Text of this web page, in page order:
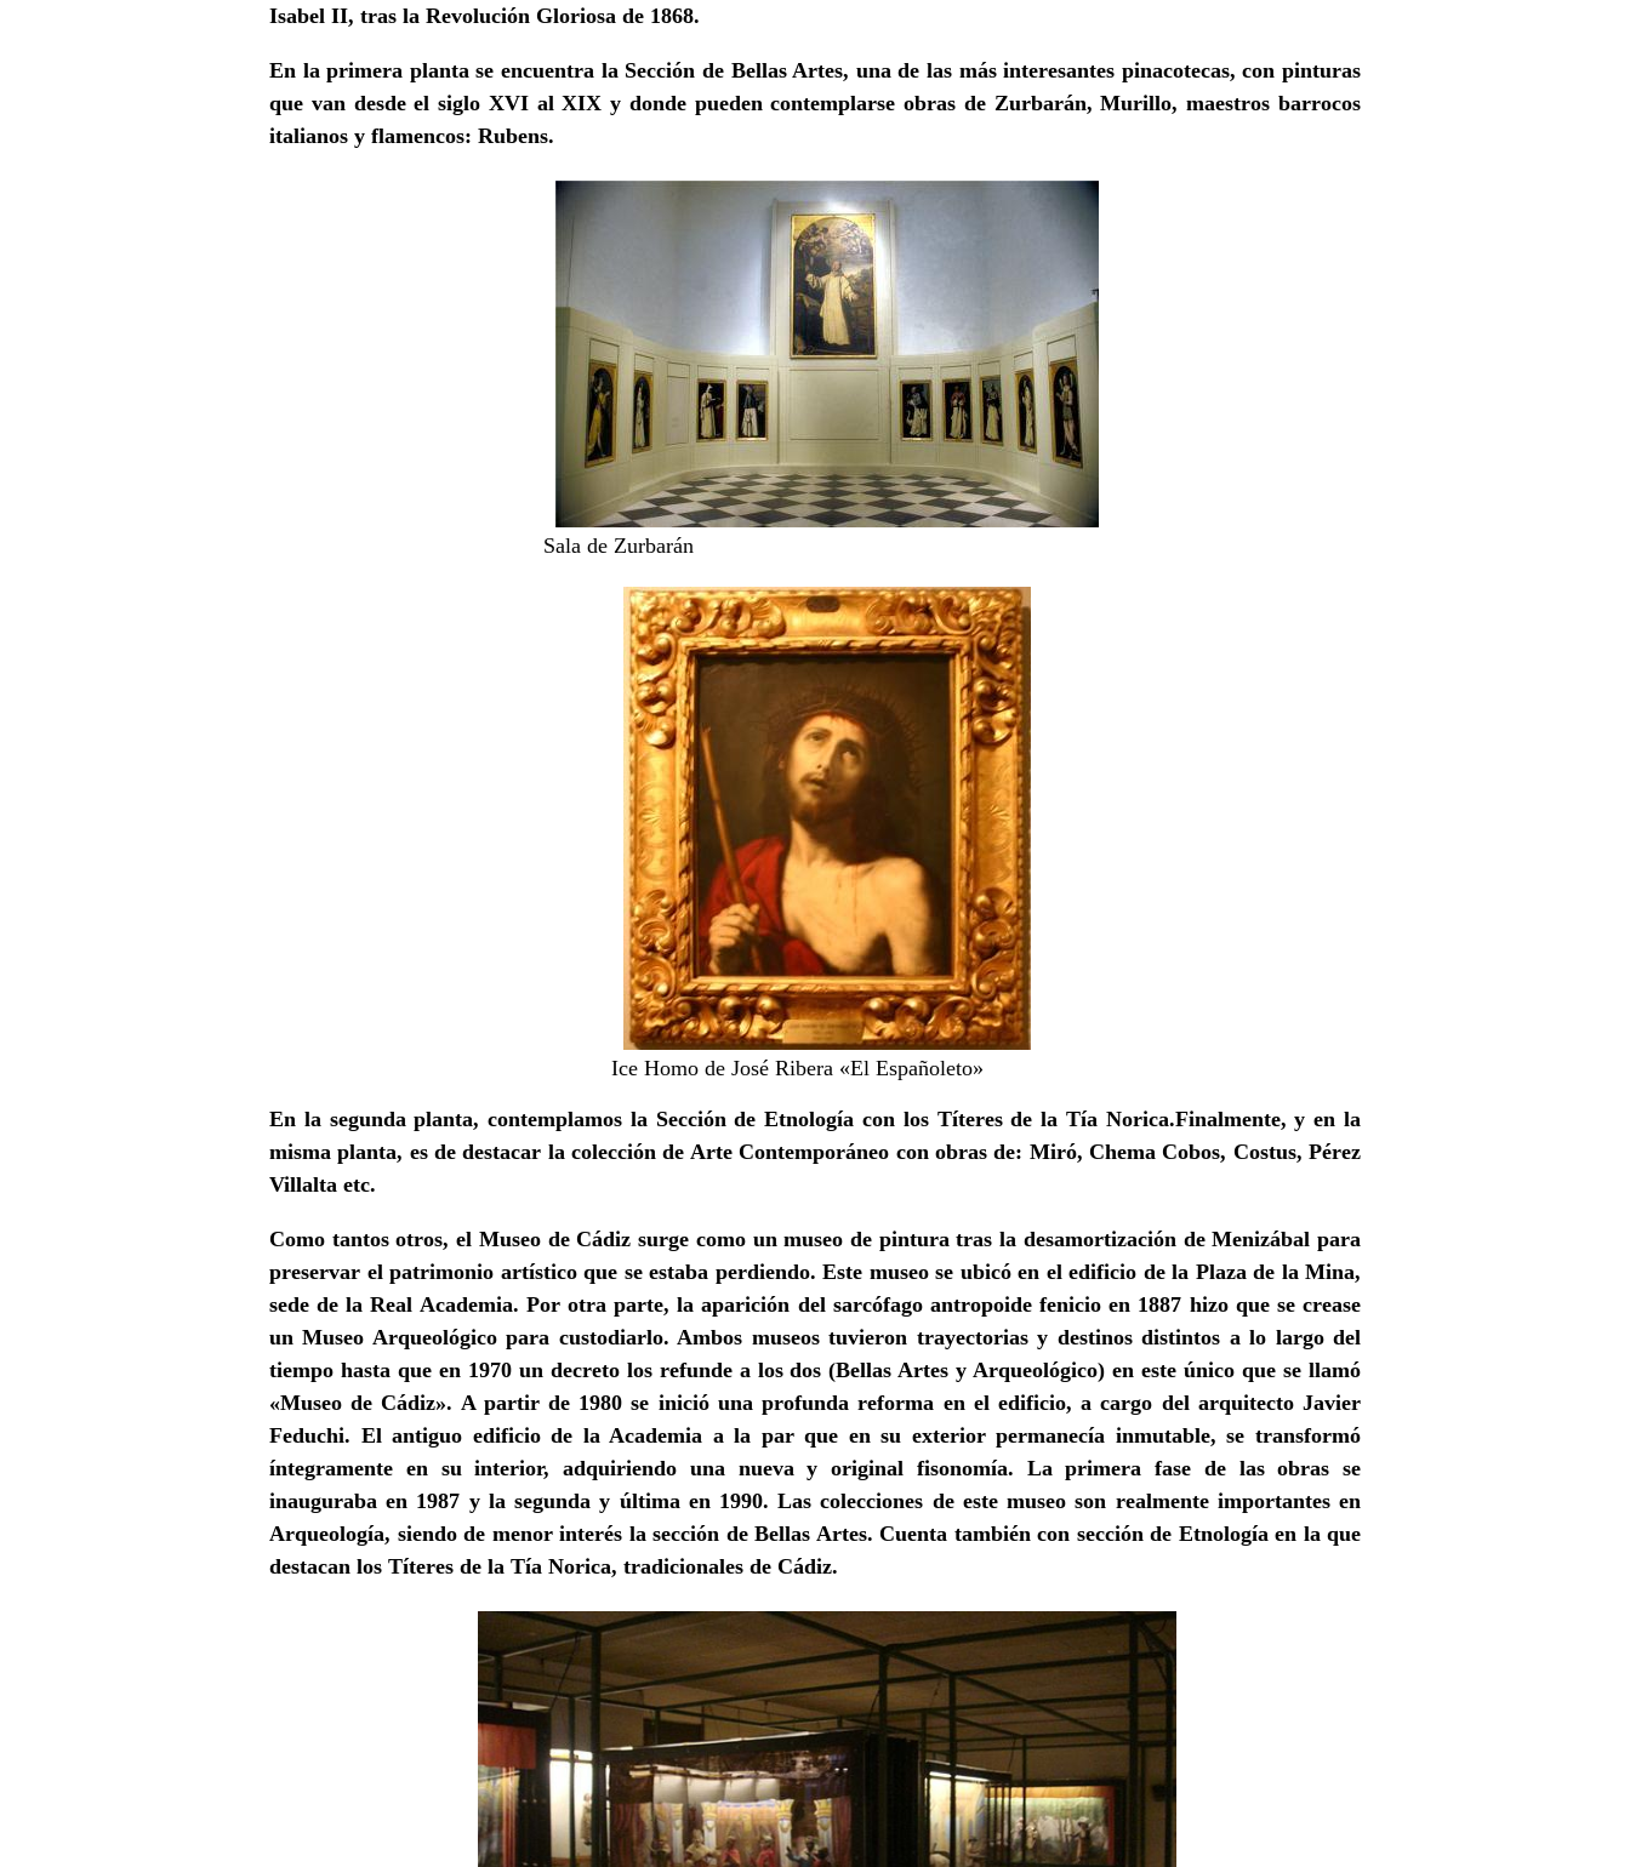
Isabel II, tras la Revolución Gloriosa de 1868.
En la primera planta se encuentra la Sección de Bellas Artes, una de las más interesantes pinacotecas, con pinturas
que van desde el siglo XVI al XIX y donde pueden contemplarse obras de Zurbarán, Murillo, maestros barrocos
italianos y flamencos: Rubens.
Sala de Zurbarán
Ice Homo de José Ribera «El Españoleto»
En la segunda planta, contemplamos la Sección de Etnología con los Títeres de la Tía Norica.Finalmente, y en la
misma planta, es de destacar la colección de Arte Contemporáneo con obras de: Miró, Chema Cobos, Costus, Pérez
Villalta etc.
Como tantos otros, el Museo de Cádiz surge como un museo de pintura tras la desamortización de Menizábal para
preservar el patrimonio artístico que se estaba perdiendo. Este museo se ubicó en el edificio de la Plaza de la Mina,
sede de la Real Academia. Por otra parte, la aparición del sarcófago antropoide fenicio en 1887 hizo que se crease
un Museo Arqueológico para custodiarlo. Ambos museos tuvieron trayectorias y destinos distintos a lo largo del
tiempo hasta que en 1970 un decreto los refunde a los dos (Bellas Artes y Arqueológico) en este único que se llamó
«Museo de Cádiz». A partir de 1980 se inició una profunda reforma en el edificio, a cargo del arquitecto Javier
Feduchi. El antiguo edificio de la Academia a la par que en su exterior permanecía inmutable, se transformó
íntegramente en su interior, adquiriendo una nueva y original fisonomía. La primera fase de las obras se
inauguraba en 1987 y la segunda y última en 1990. Las colecciones de este museo son realmente importantes en
Arqueología, siendo de menor interés la sección de Bellas Artes. Cuenta también con sección de Etnología en la que
destacan los Títeres de la Tía Norica, tradicionales de Cádiz.